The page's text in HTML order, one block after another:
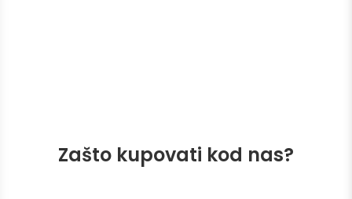
Zašto kupovati kod nas?